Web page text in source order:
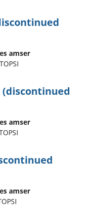
amser
TOPSI
(discontinued
amser
amser